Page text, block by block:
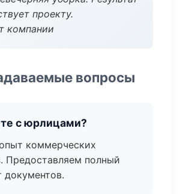
проекту.
компании
вопросы
с юрлицами?
коммерческих
Предоставляем полный
документов.